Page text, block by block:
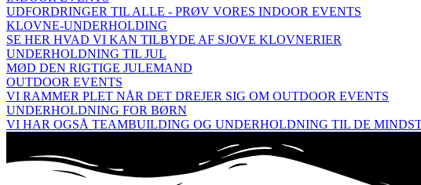
UDFORDRINGER TIL ALLE - PRØV VORES INDOOR EVENTS
KLOVNE-UNDERHOLDING
SE HER HVAD VI KAN TILBYDE AF SJOVE KLOVNERIER
UNDERHOLDNING TIL JUL
MØD DEN RIGTIGE JULEMAND
OUTDOOR EVENTS
VI RAMMER PLET NÅR DET DREJER SIG OM OUTDOOR EVENTS
UNDERHOLDNING FOR BØRN
VI HAR OGSÅ TEAMBUILDING OG UNDERHOLDNING TIL DE